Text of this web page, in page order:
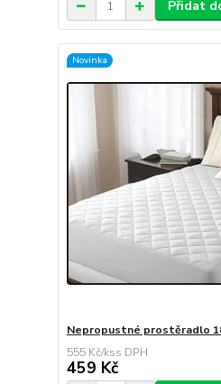
Přidat
Novinka
Nepropustné prostěradlo
555 Kč/ks
459 Kč